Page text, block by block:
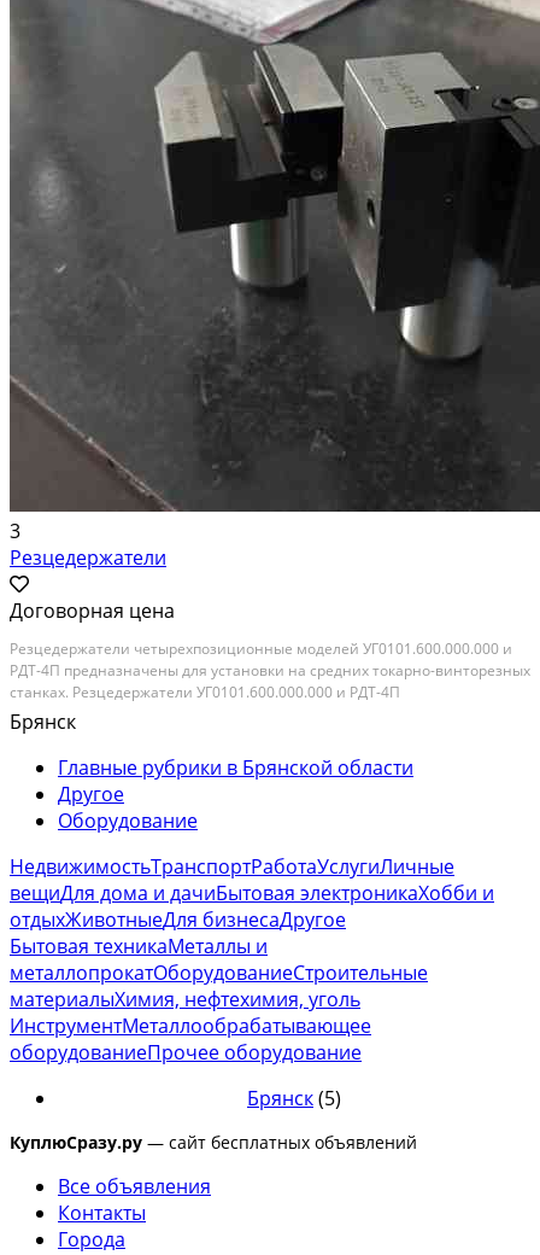
3
Резцедержатели
Договорная цена
Резцедержатели четырехпозиционные моделей УГ0101.600.000.000 и
РДТ-4П предназначены для установки на средних токарно-винторезных
станках. Резцедержатели УГ0101.600.000.000 и РДТ-4П
взаимозаменяемы. Резцедержатель РД-4П-01 применяется в станках
СА500 (600)Ф2, СА500 (600)Ф3 производства ОАО "Саста"...
Брянск
Главные рубрики в Брянской области
Другое
Оборудование
НедвижимостьТранспортРаботаУслугиЛичные
вещиДля дома и дачиБытовая электроникаХобби и
отдыхЖивотныеДля бизнесаДругое
Бытовая техникаМеталлы и
металлопрокатОборудованиеСтроительные
материалыХимия, нефтехимия, уголь
ИнструментМеталлообрабатывающее
оборудованиеПрочее оборудование
Брянск(5)
КуплюСразу.ру — сайт бесплатных объявлений
Все объявления
Контакты
Города